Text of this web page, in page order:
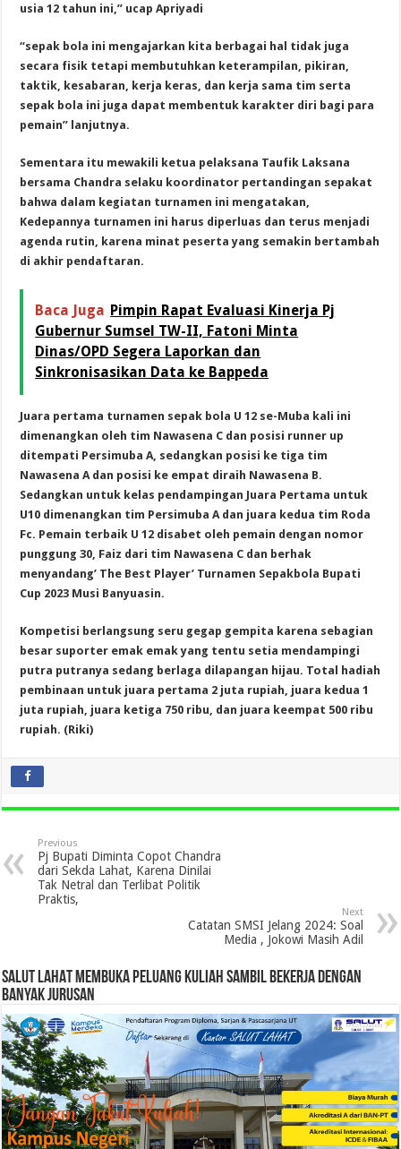
usia 12 tahun ini,” ucap Apriyadi
“sepak bola ini mengajarkan kita berbagai hal tidak juga
secara fisik tetapi membutuhkan keterampilan, pikiran,
taktik, kesabaran, kerja keras, dan kerja sama tim serta
sepak bola ini juga dapat membentuk karakter diri bagi para
pemain” lanjutnya.
Sementara itu mewakili ketua pelaksana Taufik Laksana
bersama Chandra selaku koordinator pertandingan sepakat
bahwa dalam kegiatan turnamen ini mengatakan,
Kedepannya turnamen ini harus diperluas dan terus menjadi
agenda rutin, karena minat peserta yang semakin bertambah
di akhir pendaftaran.
Baca Juga Pimpin Rapat Evaluasi Kinerja Pj
Gubernur Sumsel TW-II, Fatoni Minta
Dinas/OPD Segera Laporkan dan
Sinkronisasikan Data ke Bappeda
Juara pertama turnamen sepak bola U 12 se-Muba kali ini
dimenangkan oleh tim Nawasena C dan posisi runner up
ditempati Persimuba A, sedangkan posisi ke tiga tim
Nawasena A dan posisi ke empat diraih Nawasena B.
Sedangkan untuk kelas pendampingan Juara Pertama untuk
U10 dimenangkan tim Persimuba A dan juara kedua tim Roda
Fc. Pemain terbaik U 12 disabet oleh pemain dengan nomor
punggung 30, Faiz dari tim Nawasena C dan berhak
menyandang’ The Best Player’ Turnamen Sepakbola Bupati
Cup 2023 Musi Banyuasin.
Kompetisi berlangsung seru gegap gempita karena sebagian
besar suporter emak emak yang tentu setia mendampingi
putra putranya sedang berlaga dilapangan hijau. Total hadiah
pembinaan untuk juara pertama 2 juta rupiah, juara kedua 1
juta rupiah, juara ketiga 750 ribu, dan juara keempat 500 ribu
rupiah. (Riki)
Previous
Pj Bupati Diminta Copot Chandra
dari Sekda Lahat, Karena Dinilai
Tak Netral dan Terlibat Politik
Praktis,
Next
Catatan SMSI Jelang 2024: Soal
Media , Jokowi Masih Adil
SALUT LAHAT MEMBUKA PELUANG KULIAH SAMBIL BEKERJA DENGAN
BANYAK JURUSAN